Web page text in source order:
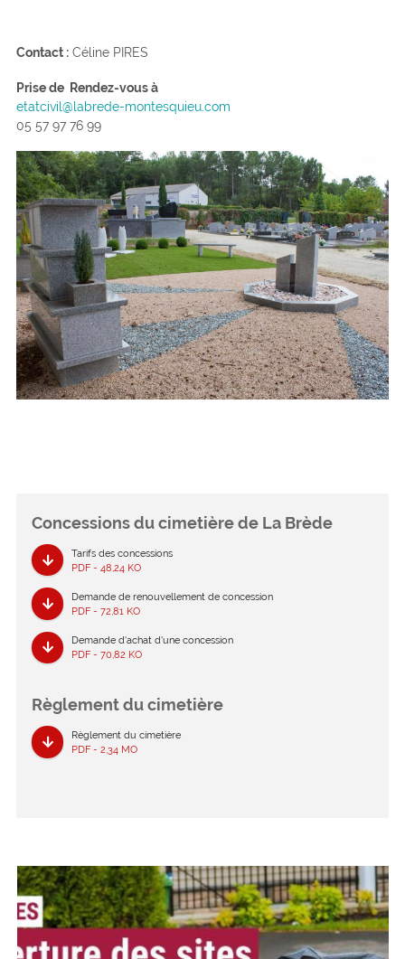
Contact :Céline PIRES
Prise de Rendez-vous à
etatcivil@labrede-montesquieu.com
05 57 97 76 99
Concessions du cimetière de La Brède
Tarifs des concessions
PDF - 48,24 KO
Demande de renouvellement de concession
PDF - 72,81 KO
Demande d'achat d'une concession
PDF - 70,82 KO
Règlement du cimetière
Règlement du cimetière
PDF - 2,34 MO